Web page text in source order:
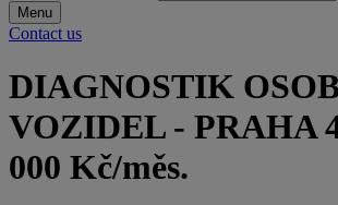
Menu
Contact us
DIAGNOSTIK
VOZIDEL - PRAHA
000 Kč/měs.